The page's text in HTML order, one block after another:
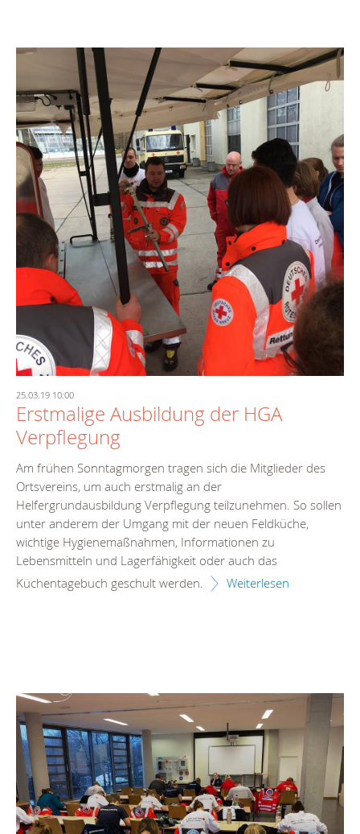
25.03.19 10:00
Erstmalige Ausbildung der HGA
Verpflegung
Am frühen Sonntagmorgen tragen sich die Mitglieder des
Ortsvereins, um auch erstmalig an der
Helfergrundausbildung Verpflegung teilzunehmen. So sollen
unter anderem der Umgang mit der neuen Feldküche,
wichtige Hygienemaßnahmen, Informationen zu
Lebensmitteln und Lagerfähigkeit oder auch das
Küchentagebuch geschult werden.
Weiterlesen